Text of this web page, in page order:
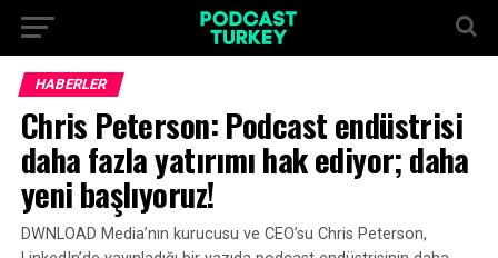
HABERLER
Chris Peterson: Podcast endüstrisi
daha fazla yatırımı hak ediyor; daha
yeni başlıyoruz!
DWNLOAD Media’nın kurucusu ve CEO’su Chris Peterson,